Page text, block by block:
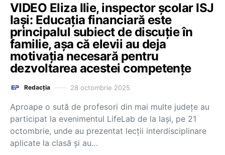
VIDEO Eliza Ilie, inspector școlar ISJ
Iași: Educația financiară este
principalul subiect de discuție în
familie, așa că elevii au deja
motivația necesară pentru
dezvoltarea acestei competențe
Redacția 28 octombrie 2025
Aproape o sută de profesori din mai multe județe au
participat la evenimentul LifeLab de la Iași, pe 21
octombrie, unde au prezentat lecții interdisciplinare
aplicate la clasă și au…